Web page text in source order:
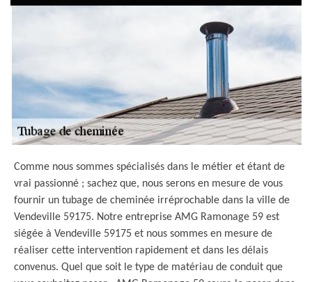
Comme nous sommes spécialisés dans le métier et étant de
vrai passionné ; sachez que, nous serons en mesure de vous
fournir un tubage de cheminée irréprochable dans la ville de
Vendeville 59175. Notre entreprise AMG Ramonage 59 est
siégée à Vendeville 59175 et nous sommes en mesure de
réaliser cette intervention rapidement et dans les délais
convenus. Quel que soit le type de matériau de conduit que